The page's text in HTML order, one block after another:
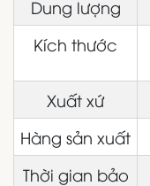
Dung lượng
Kích thước
Xuất xứ
Hàng sản xuất
Thời gian bảo